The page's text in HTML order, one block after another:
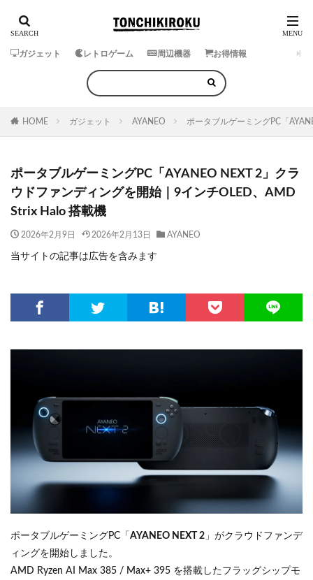
ガジェット レトロゲーム 周辺機器 お得情報
HOME ガジェット AYANEO ポータブルゲーミングPC「
ポータブルゲーミングPC「AYANEO NEXT 2」クラ
ウドファンディングを開始｜9インチOLED、AMD
Strix Halo 搭載機
2026年2月9日 2026年2月13日 AYANEO
当サイトの記事は広告を含みます
ポータブルゲーミングPC「 AYANEO NEXT 2 」がクラウドファンデ
ィングを開始しました。
AMD Ryzen AI Max 385 / Max+ 395 を搭載したフラッグシップモ